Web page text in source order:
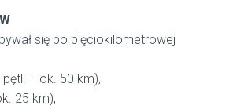
się po pięciokilometrowej
– ok. 50 km),
25 km),